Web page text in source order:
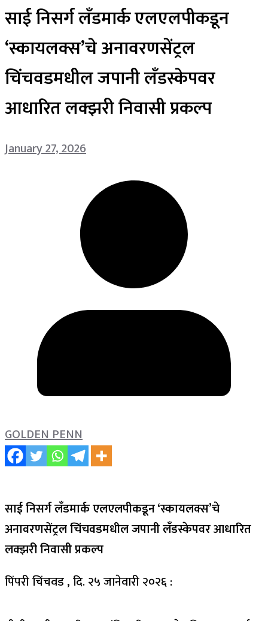
साई निसर्ग लँडमार्क एलएलपीकडून
‘स्कायलक्स’चे अनावरणसेंट्रल
चिंचवडमधील जपानी लँडस्केपवर
आधारित लक्झरी निवासी प्रकल्प
January 27, 2026
GOLDEN PENN
साई निसर्ग लँडमार्क एलएलपीकडून ‘स्कायलक्स’चे
अनावरणसेंट्रल चिंचवडमधील जपानी लँडस्केपवर आधारित
लक्झरी निवासी प्रकल्प
पिंपरी चिंचवड , दि. २५ जानेवारी २०२६ :